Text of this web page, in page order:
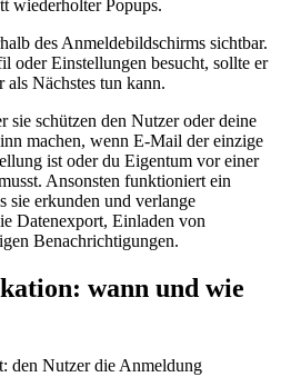
wiederholter Popups.
des Anmeldebildschirms sichtbar.
oder Einstellungen besucht, sollte er
als Nächstes tun kann.
sie schützen den Nutzer oder deine
machen, wenn E‑Mail der einzige
ist oder du Eigentum vor einer
Ansonsten funktioniert ein
sie erkunden und verlange
Datenexport, Einladen von
Benachrichtigungen.
wann und wie
den Nutzer die Anmeldung